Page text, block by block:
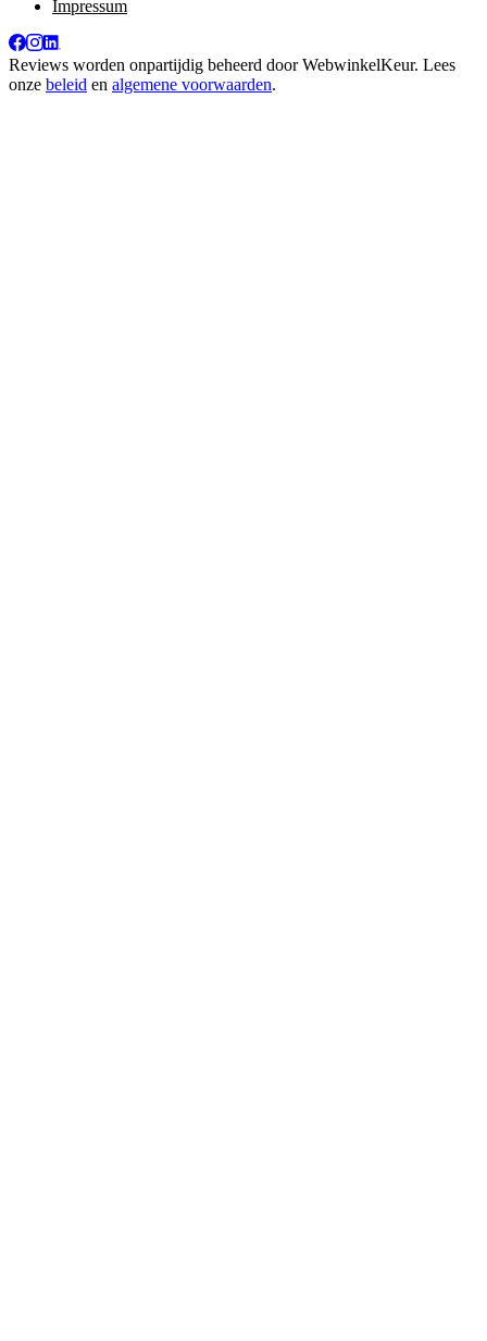
Impressum
Reviews worden onpartijdig beheerd doorWebwinkelKeur. Lees
onze beleid en algemene voorwaarden.